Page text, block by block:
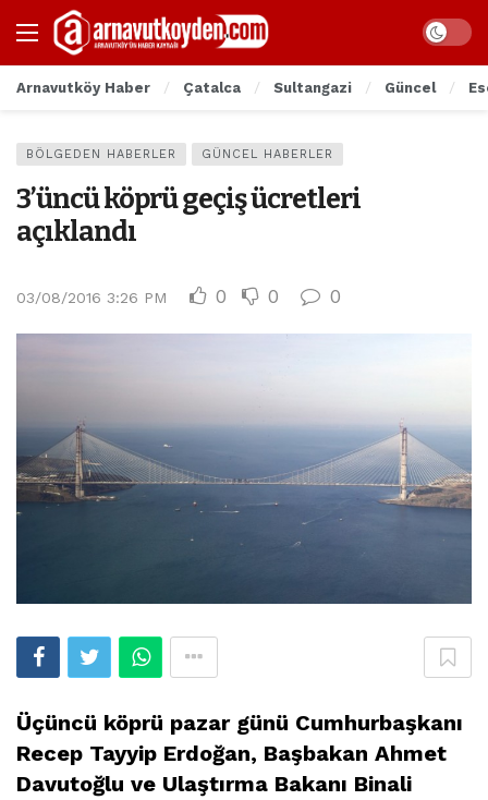
Arnavutköy Haber Çatalca Sultangazi Güncel
BÖLGEDEN HABERLER GÜNCEL HABERLER
3’üncü köprü geçiş ücretleri
açıklandı
03/08/2016 3:26 PM 0 0 0
Üçüncü köprü pazar günü Cumhurbaşkanı
Recep Tayyip Erdoğan, Başbakan Ahmet
Davutoğlu ve Ulaştırma Bakanı Binali